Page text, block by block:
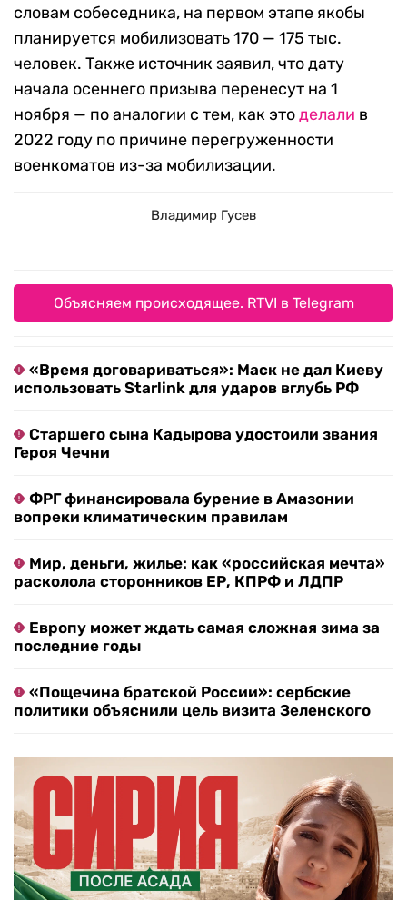
словам собеседника, на первом этапе якобы
планируется мобилизовать 170 — 175 тыс.
человек. Также источник заявил, что дату
начала осеннего призыва перенесут на 1
ноября — по аналогии с тем, как этоделали в
2022 году по причине перегруженности
военкоматов из-за мобилизации.
Владимир Гусев
Объясняем происходящее. RTVI в Telegram
«Время договариваться»: Маск не дал Киеву
использовать Starlink для ударов вглубь РФ
Старшего сына Кадырова удостоили звания
Героя Чечни
ФРГ финансировала бурение в Амазонии
вопреки климатическим правилам
Мир, деньги, жилье: как «российская мечта»
расколола сторонников ЕР, КПРФ и ЛДПР
Европу может ждать самая сложная зима за
последние годы
«Пощечина братской России»: сербские
политики объяснили цель визита Зеленского